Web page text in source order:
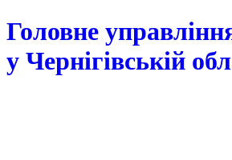
Головне
у Чернігівській